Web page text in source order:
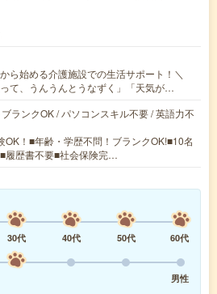
ら始める介護施設での生活サポート！＼
って、うんうんとうなずく」「天気が…
ランクOK / パソコンスキル不要 / 英語力不
OK！■年齢・学歴不問！ブランクOK!■10名
履歴書不要■社会保険完…
30代 40代 50代
60代
男性